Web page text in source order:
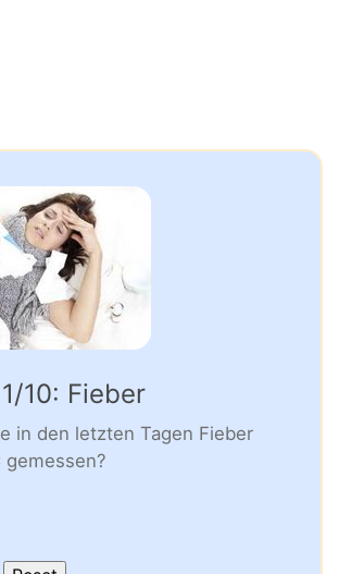
10: Fieber
in den letzten Tagen Fieber
gemessen?